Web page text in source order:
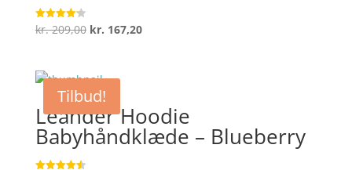
Vurderet
4.2
kr.209,00 Den
var:
kr. 209,00.
kr. 167,20Den
Tilbud!
Leander Hoodie
Babyhåndklæde – Blueberry